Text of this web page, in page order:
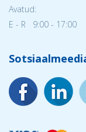
Avatud:
E - R 9:00 - 17:00